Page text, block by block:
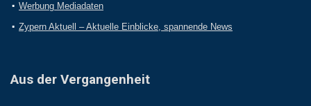
Werbung Mediadaten
Zypern Aktuell – Aktuelle Einblicke, spannende News
Aus der Vergangenheit